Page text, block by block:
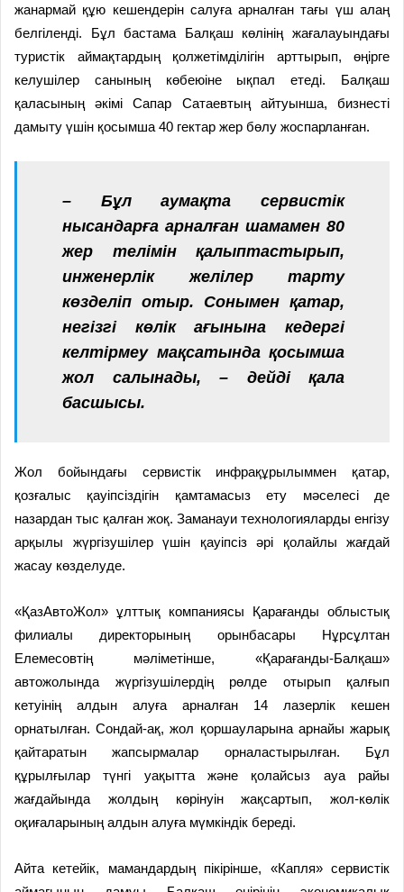
жанармай құю кешендерін салуға арналған тағы үш алаң
белгіленді. Бұл бастама Балқаш көлінің жағалауындағы
туристік аймақтардың қолжетімділігін арттырып, өңірге
келушілер санының көбеюіне ықпал етеді. Балқаш
қаласының әкімі Сапар Сатаевтың айтуынша, бизнесті
дамыту үшін қосымша 40 гектар жер бөлу жоспарланған.
– Бұл аумақта сервистік
нысандарға арналған шамамен 80
жер телімін қалыптастырып,
инженерлік желілер тарту
көзделіп отыр. Сонымен қатар,
негізгі көлік ағынына кедергі
келтірмеу мақсатында қосымша
жол салынады, – дейді қала
басшысы.
Жол бойындағы сервистік инфрақұрылыммен қатар,
қозғалыс қауіпсіздігін қамтамасыз ету мәселесі де
назардан тыс қалған жоқ. Заманауи технологияларды енгізу
арқылы жүргізушілер үшін қауіпсіз әрі қолайлы жағдай
жасау көзделуде.
«ҚазАвтоЖол» ұлттық компаниясы Қарағанды облыс­тық
филиалы директорының орынбасары Нұрсұлтан
Елемесовтің мәліметінше, «Қарағанды-Балқаш»
автожолында жүргізушілердің рөлде отырып қалғып
кетуінің алдын алуға арналған 14 лазерлік кешен
орнатылған. Сондай-ақ, жол қоршауларына арнайы жарық
қайтаратын жапсырмалар орналастырылған. Бұл
құрылғылар түнгі уақытта және қолайсыз ауа райы
жағдайында жолдың көрінуін жақсартып, жол-көлік
оқиғаларының алдын алуға мүмкіндік береді.
Айта кетейік, мамандардың пікірінше, «Капля» сервистік